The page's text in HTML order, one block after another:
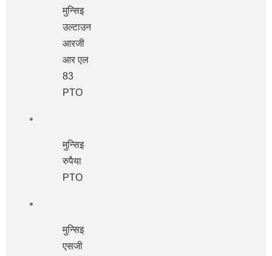
मुन्सिइ
उल्टाउन
आरजी
आर एल
83
PTO
मुन्सिइ
रुपैया
PTO
मुन्सिइ
एसजी